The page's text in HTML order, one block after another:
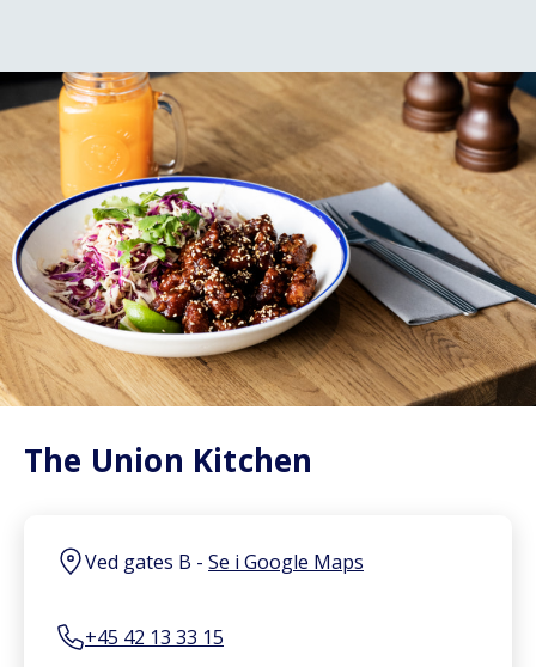
The Union Kitchen
Ved gates B - Se i Google Maps
+45 42 13 33 15